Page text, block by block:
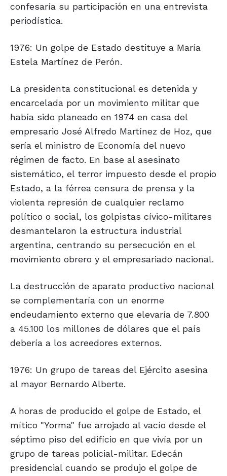
confesaría su participación en una entrevista
periodística.
1976: Un golpe de Estado destituye a María
Estela Martínez de Perón.
La presidenta constitucional es detenida y
encarcelada por un movimiento militar que
había sido planeado en 1974 en casa del
empresario José Alfredo Martínez de Hoz, que
sería el ministro de Economía del nuevo
régimen de facto. En base al asesinato
sistemático, el terror impuesto desde el propio
Estado, a la férrea censura de prensa y la
violenta represión de cualquier reclamo
político o social, los golpistas cívico-militares
desmantelaron la estructura industrial
argentina, centrando su persecución en el
movimiento obrero y el empresariado nacional.
La destrucción de aparato productivo nacional
se complementaría con un enorme
endeudamiento externo que elevaría de 7.800
a 45.100 los millones de dólares que el país
debería a los acreedores externos.
1976: Un grupo de tareas del Ejército asesina
al mayor Bernardo Alberte.
A horas de producido el golpe de Estado, el
mítico "Yorma" fue arrojado al vacío desde el
séptimo piso del edificio en que vivía por un
grupo de tareas policial-militar. Edecán
presidencial cuando se produjo el golpe de